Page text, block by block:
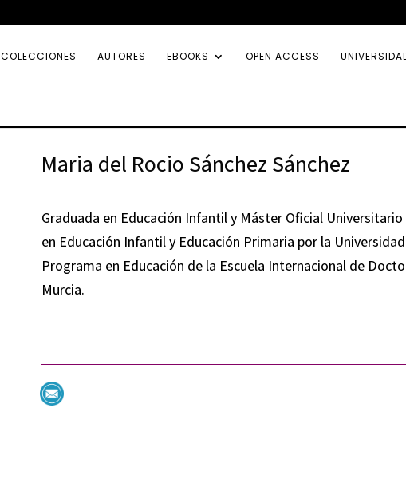
COLECCIONES AUTORES EBOOKS OPEN ACCESS
Maria del Rocio Sánchez Sánchez
Graduada en Educación Infantil y Máster Oficial
en Educación Infantil y Educación Primaria por la
Programa en Educación de la Escuela Internacional de
Murcia.